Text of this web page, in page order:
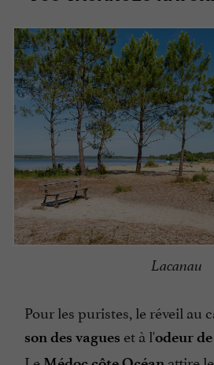
Lacanau
Pour les puristes, le réveil au
son des vagues et à l'odeur